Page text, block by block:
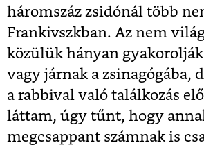
háromszáz zsidónál több
Frankivszkban. Az nem
közülük hányan
vagy járnak a zsinagógába,
a rabbival való találkozás
láttam, úgy tűnt, hogy
megcsappant számnak is